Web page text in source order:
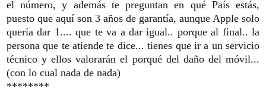
el número, y además te preguntan en qué País estás,
puesto que aquí son 3 años de garantía, aunque Apple solo
quería dar 1.... que te va a dar igual.. porque al final.. la
persona que te atiende te dice... tienes que ir a un servicio
técnico y ellos valorarán el porqué del daño del móvil...
(con lo cual nada de nada)
********